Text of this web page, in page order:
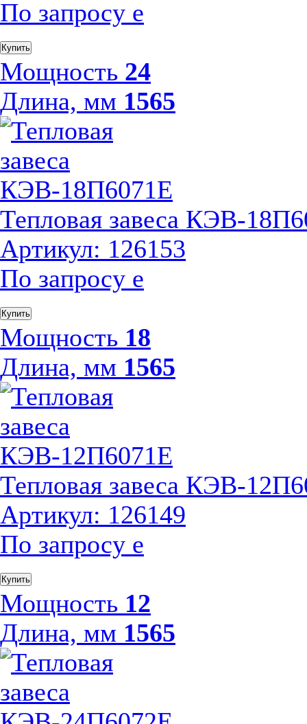
По запросу е
Купить
Мощность 24
Длина, мм 1565
Тепловая завеса КЭВ-
Артикул: 126153
По запросу е
Купить
Мощность 18
Длина, мм 1565
Тепловая завеса КЭВ-
Артикул: 126149
По запросу е
Купить
Мощность 12
Длина, мм 1565